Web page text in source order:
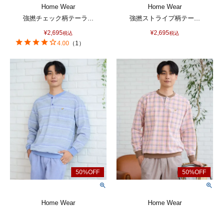
Home Wear
強撚チェック柄テーラ...
¥2,695税込
4.00 （ 1 ）
Home Wear
強撚ストライプ柄テー...
¥2,695税込
Home Wear
Home Wear